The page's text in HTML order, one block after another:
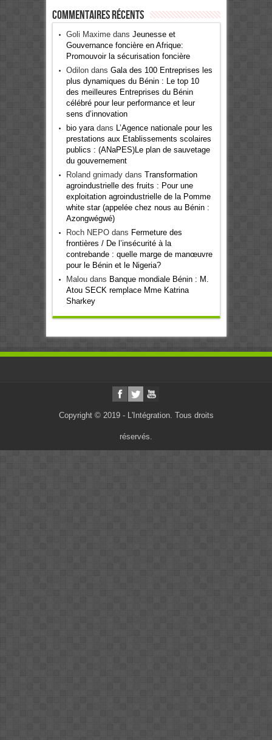
Commentaires récents
Goli Maximedans Jeunesse et
Gouvernance foncière en Afrique:
Promouvoir la sécurisation foncière
Odilondans Gala des 100 Entreprises les
plus dynamiques du Bénin : Le top 10
des meilleures Entreprises du Bénin
célébré pour leur performance et leur
sens d’innovation
bio yaradans L’Agence nationale pour les
prestations aux Etablissements scolaires
publics : (ANaPES)Le plan de sauvetage
du gouvernement
Roland gnimadydans Transformation
agroindustrielle des fruits : Pour une
exploitation agroindustrielle de la Pomme
white star (appelée chez nous au Bénin :
Azongwégwé)
Roch NEPOdans Fermeture des
frontières / De l’insécurité à la
contrebande : quelle marge de manœuvre
pour le Bénin et le Nigeria?
Maloudans Banque mondiale Bénin : M.
Atou SECK remplace Mme Katrina
Sharkey
Copyright © 2019 - L'Intégration. Tous droits
réservés.